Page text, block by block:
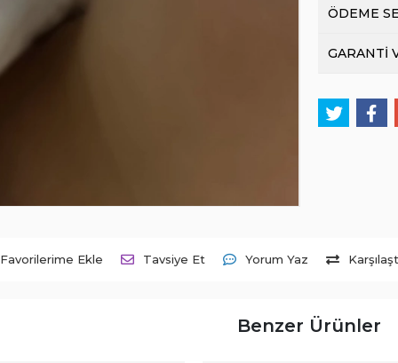
ÖDEME
GARANTİ
Favorilerime Ekle Tavsiye Et Yorum Yaz
Benzer Ürünler